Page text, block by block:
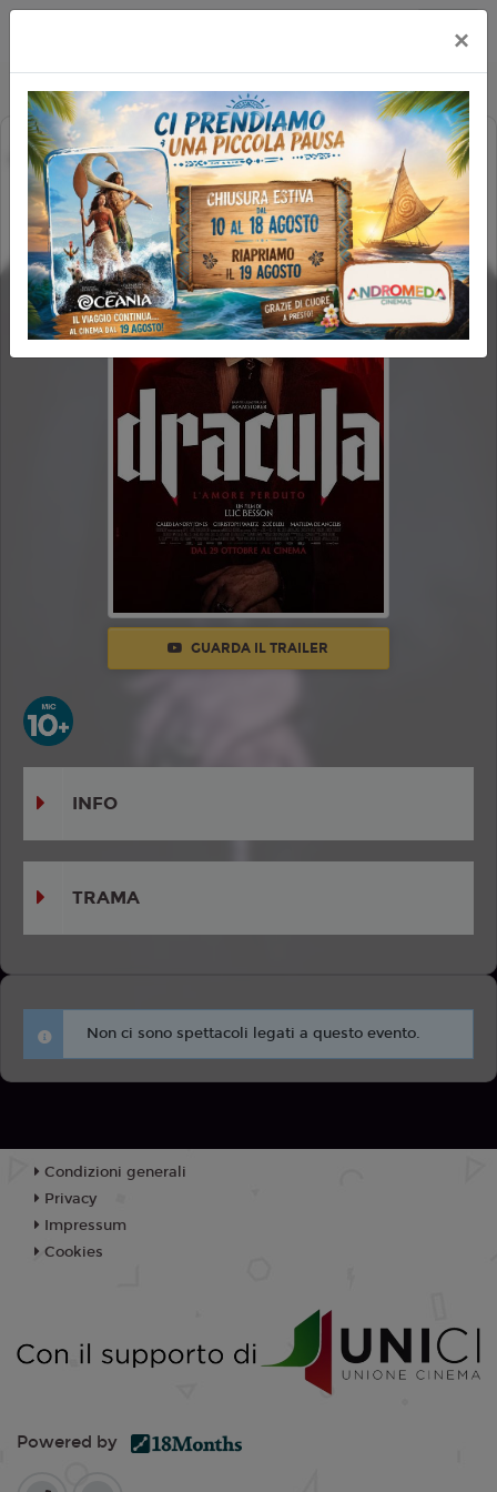
DRACULA - L'AMORE PERDUTO
(2H10')
FAMILY REV
GUARDA IL TRAILER
INFO
TRAMA
Non ci sono spettacoli legati a questo evento.
×
Condizioni generali
Privacy
Impressum
Cookies
Powered by